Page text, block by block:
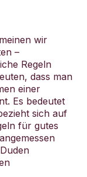
wir
–
Regeln
dass man
einer
Es bedeutet
sich auf
für gutes